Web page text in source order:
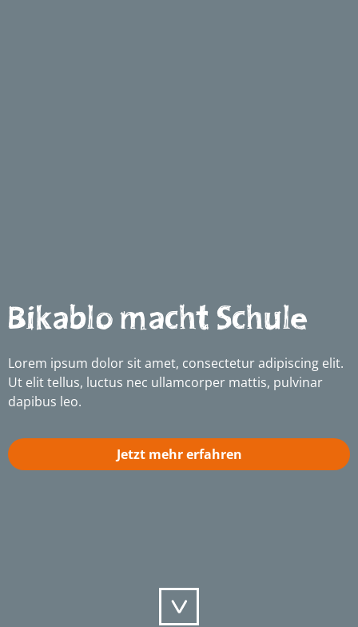
Bikablo macht Schule
Lorem ipsum dolor sit amet, consectetur adipiscing elit.
Ut elit tellus, luctus nec ullamcorper mattis, pulvinar
dapibus leo.
Jetzt mehr erfahren